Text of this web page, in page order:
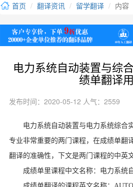
首页 翻译资讯 留学翻译 内容
电力系统自动装置与综
绩单翻译
发布时间：2020-05-12 人气：2559
电力系统自动装置与电力系统综合
专业非常重要的两门课程，在成绩单翻
翻译的准确性，下文是两门课程的中英
成绩单里课程中文名称：电力系统